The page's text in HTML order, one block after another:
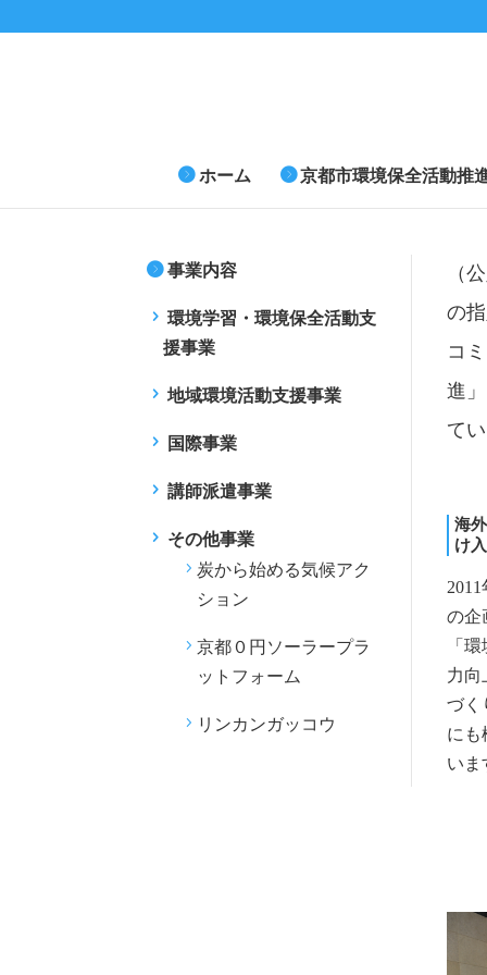
ホーム 京都市環境保全活動推
事業内容
環境学習・環境保全活動支
援事業
地域環境活動支援事業
国際事業
講師派遣事業
その他事業
炭から始める気候アク
ション
京都０円ソーラープラ
ットフォーム
リンカンガッコウ
（
の
コ
進
て
海
け
の企
「
力向
づく
にも
いま